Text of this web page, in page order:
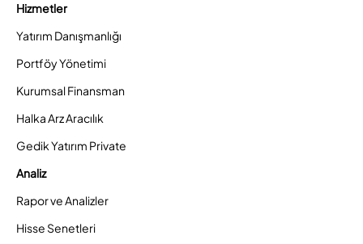
Hizmetler
Yatırım Danışmanlığı
Portföy Yönetimi
Kurumsal Finansman
Halka Arz Aracılık
Gedik Yatırım Private
Analiz
Rapor ve Analizler
Hisse Senetleri